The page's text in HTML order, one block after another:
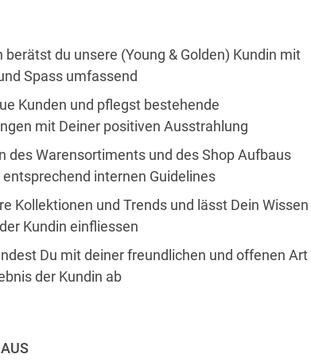
du unsere (Young & Golden) Kundin mit
Spass umfassend
Kunden und pflegst bestehende
mit Deiner positiven Ausstrahlung
des Warensortiments und des Shop Aufbaus
internen Guidelines
Kollektionen und Trends und lässt Dein Wissen
Kundin einfliessen
Du mit deiner freundlichen und offenen Art
der Kundin ab